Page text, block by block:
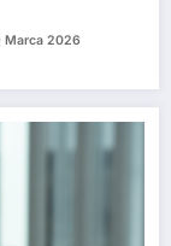
Marca 2026